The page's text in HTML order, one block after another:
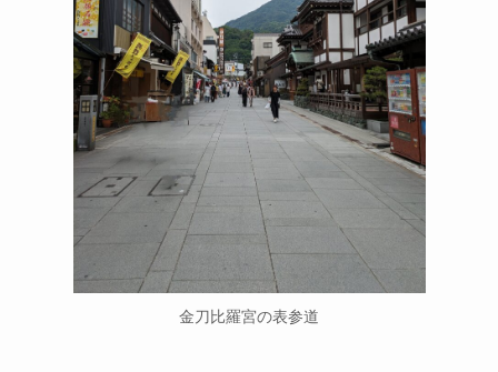
金刀比羅宮の表参道